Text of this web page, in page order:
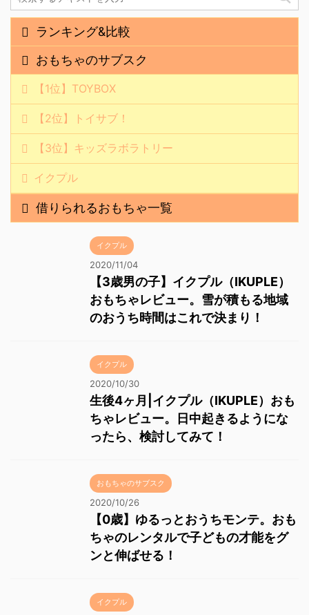
ランキング&比較
おもちゃのサブスク
【1位】TOYBOX
【2位】トイサブ！
【3位】キッズラボラトリー
イクプル
借りられるおもちゃ一覧
イクプル
2020/11/04
【3歳男の子】イクプル（IKUPLE）
おもちゃレビュー。雪が積もる地域
のおうち時間はこれで決まり！
イクプル
2020/10/30
生後4ヶ月|イクプル（IKUPLE）おも
ちゃレビュー。日中起きるようにな
ったら、検討してみて！
おもちゃのサブスク
2020/10/26
【0歳】ゆるっとおうちモンテ。おも
ちゃのレンタルで子どもの才能をグ
ンと伸ばせる！
イクプル